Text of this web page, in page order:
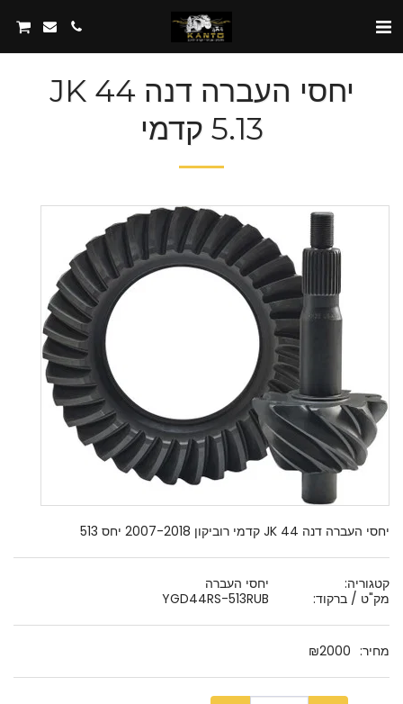
יחסי העברה דנה 44 JK
5.13 קדמי
יחסי העברה דנה 44 JK קדמי רוביקון 2007-2018 יחס 513
קטגוריה:
יחסי העברה
מק"ט / ברקוד:
מחיר: ₪2000